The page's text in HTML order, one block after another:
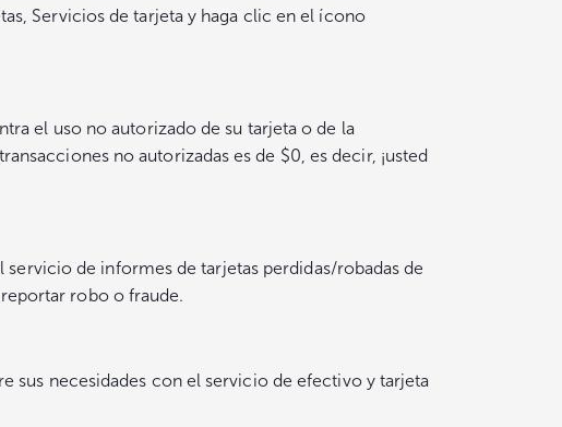
Servicios de tarjeta y haga clic en el ícono
el uso no autorizado de su tarjeta o de la
no autorizadas es de $0, es decir, ¡usted
de informes de tarjetas perdidas/robadas de
robo o fraude.
sus necesidades con el servicio de efectivo y tarjeta